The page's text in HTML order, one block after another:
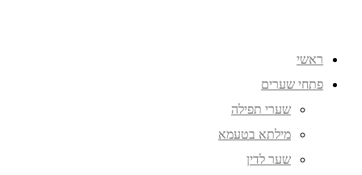
ראשי
פתחי שערים
שערי תפילה
מילתא בטעמא
שער לדין